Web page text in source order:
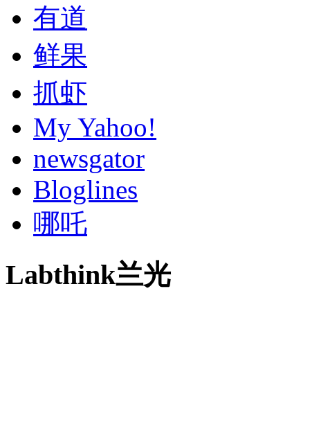
有道
鲜果
抓虾
My Yahoo!
newsgator
Bloglines
哪吒
Labthink兰光